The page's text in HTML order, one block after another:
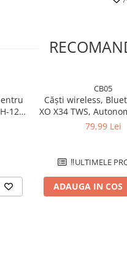
12
CB05
Căști wireless,
XO X34 TWS,
Verde
79,99 Lei
‼️ULTIMELE
ADAUGA IN COS